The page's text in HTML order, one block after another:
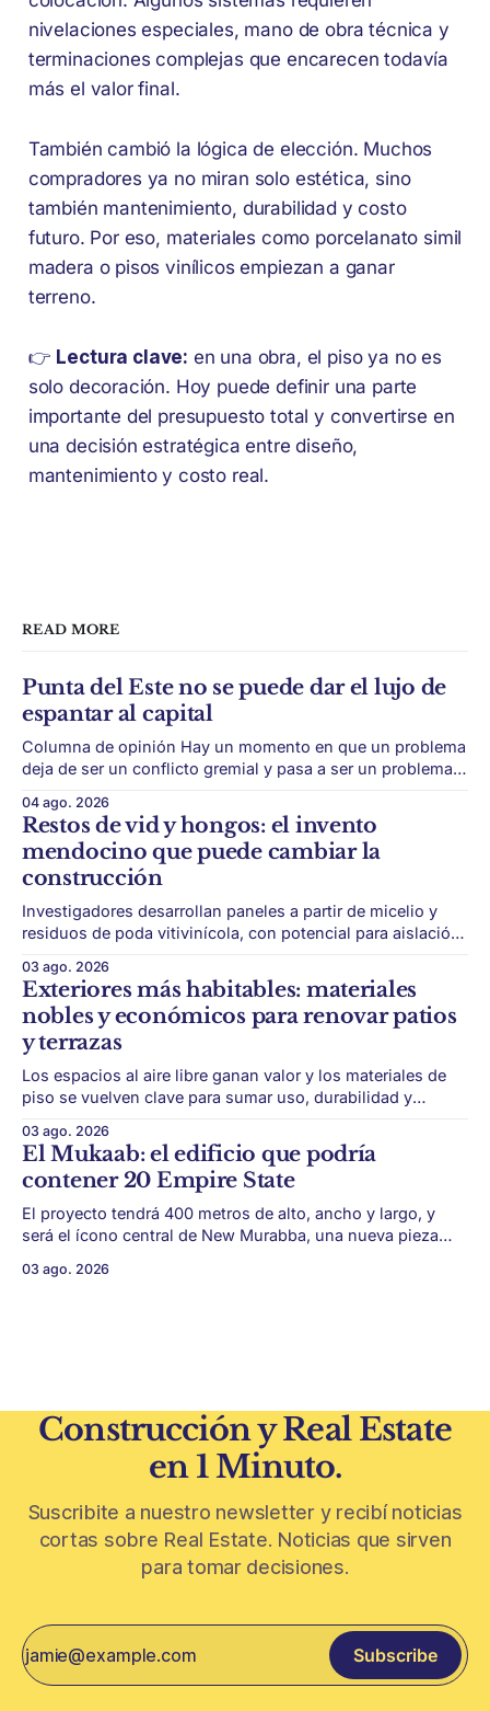
nivelaciones especiales, mano de obra técnica y
terminaciones complejas que encarecen todavía
más el valor final.
También cambió la lógica de elección. Muchos
compradores ya no miran solo estética, sino
también mantenimiento, durabilidad y costo
futuro. Por eso, materiales como porcelanato simil
madera o pisos vinílicos empiezan a ganar
terreno.
👉 Lectura clave: en una obra, el piso ya no es
solo decoración. Hoy puede definir una parte
importante del presupuesto total y convertirse en
una decisión estratégica entre diseño,
mantenimiento y costo real.
READ MORE
Punta del Este no se puede dar el lujo de
espantar al capital
Columna de opinión Hay un momento en que un problema
deja de ser un conflicto gremial y pasa a ser un problema
sin rodeos: lo que está en juego en Punta del Este no es
una obra, ni una temporada,
04 ago. 2026
Restos de vid y hongos: el invento
mendocino que puede cambiar la
construcción
Investigadores desarrollan paneles a partir de micelio y
residuos de poda vitivinícola, con potencial para aislación
puede convertir un residuo vitivinícola en un material de
construcción. El desarrollo parte de restos de poda de vid
y micelio, la parte vegetativa de los
03 ago. 2026
Exteriores más habitables: materiales
nobles y económicos para renovar patios
y terrazas
Los espacios al aire libre ganan valor y los materiales de
piso se vuelven clave para sumar uso, durabilidad y
y terrazas se volvieron protagonistas de la vivienda.
Después de años en los que el exterior era visto como un
plus,
03 ago. 2026
El Mukaab: el edificio que podría
contener 20 Empire State
El proyecto tendrá 400 metros de alto, ancho y largo, y
será el ícono central de New Murabba, una nueva pieza
avanza con una de las obras más ambiciosas del
03 ago. 2026
Construcción y Real Estate
en 1 Minuto.
Suscribite a nuestro newsletter y recibí noticias
cortas sobre Real Estate. Noticias que sirven
para tomar decisiones.
Subscribe